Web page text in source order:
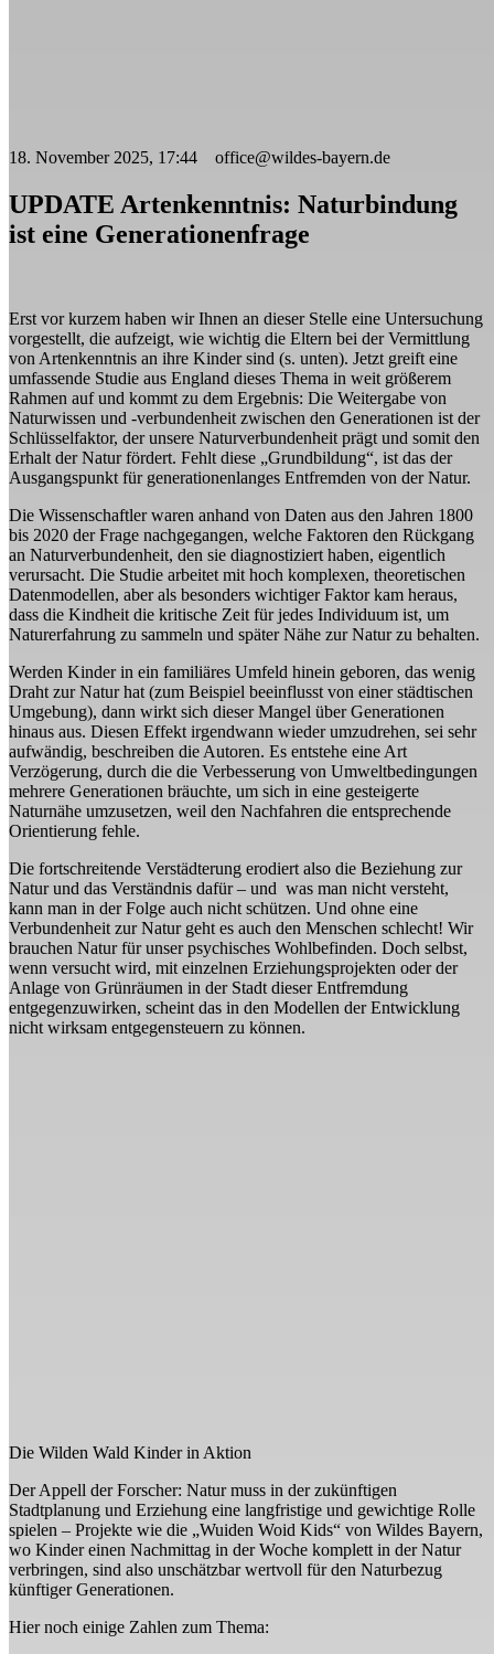
18. November 2025, 17:44 office@wildes-bayern.de
UPDATE Artenkenntnis: Naturbindung
ist eine Generationenfrage
Erst vor kurzem haben wir Ihnen an dieser Stelle eine Untersuchung
vorgestellt, die aufzeigt, wie wichtig die Eltern bei der Vermittlung
von Artenkenntnis an ihre Kinder sind (s. unten). Jetzt greift eine
umfassende Studie aus England dieses Thema in weit größerem
Rahmen auf und kommt zu dem Ergebnis: Die Weitergabe von
Naturwissen und -verbundenheit zwischen den Generationen ist der
Schlüsselfaktor, der unsere Naturverbundenheit prägt und somit den
Erhalt der Natur fördert. Fehlt diese „Grundbildung“, ist das der
Ausgangspunkt für generationenlanges Entfremden von der Natur.
Die Wissenschaftler waren anhand von Daten aus den Jahren 1800
bis 2020 der Frage nachgegangen, welche Faktoren den Rückgang
an Naturverbundenheit, den sie diagnostiziert haben, eigentlich
verursacht. Die Studie arbeitet mit hoch komplexen, theoretischen
Datenmodellen, aber als besonders wichtiger Faktor kam heraus,
dass die Kindheit die kritische Zeit für jedes Individuum ist, um
Naturerfahrung zu sammeln und später Nähe zur Natur zu behalten.
Werden Kinder in ein familiäres Umfeld hinein geboren, das wenig
Draht zur Natur hat (zum Beispiel beeinflusst von einer städtischen
Umgebung), dann wirkt sich dieser Mangel über Generationen
hinaus aus. Diesen Effekt irgendwann wieder umzudrehen, sei sehr
aufwändig, beschreiben die Autoren. Es entstehe eine Art
Verzögerung, durch die die Verbesserung von Umweltbedingungen
mehrere Generationen bräuchte, um sich in eine gesteigerte
Naturnähe umzusetzen, weil den Nachfahren die entsprechende
Orientierung fehle.
Die fortschreitende Verstädterung erodiert also die Beziehung zur
Natur und das Verständnis dafür – und was man nicht versteht,
kann man in der Folge auch nicht schützen. Und ohne eine
Verbundenheit zur Natur geht es auch den Menschen schlecht! Wir
brauchen Natur für unser psychisches Wohlbefinden. Doch selbst,
wenn versucht wird, mit einzelnen Erziehungsprojekten oder der
Anlage von Grünräumen in der Stadt dieser Entfremdung
entgegenzuwirken, scheint das in den Modellen der Entwicklung
nicht wirksam entgegensteuern zu können.
Die Wilden Wald Kinder in Aktion
Der Appell der Forscher: Natur muss in der zukünftigen
Stadtplanung und Erziehung eine langfristige und gewichtige Rolle
spielen – Projekte wie die „Wuiden Woid Kids“ von Wildes Bayern,
wo Kinder einen Nachmittag in der Woche komplett in der Natur
verbringen, sind also unschätzbar wertvoll für den Naturbezug
künftiger Generationen.
Hier noch einige Zahlen zum Thema: